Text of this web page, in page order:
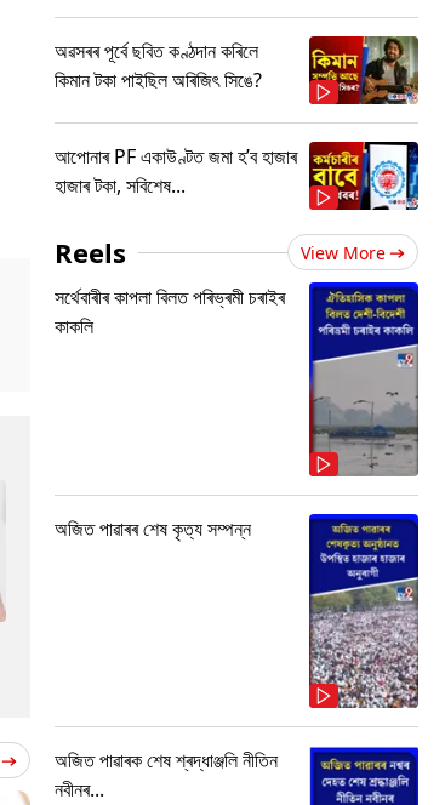
অৱসৰৰ পূৰ্বে ছবিত কণ্ঠদান কৰিলে
কিমান টকা পাইছিল অৰিজিৎ সিঙে?
আপোনাৰ PF একাউণ্টত জমা হ’ব হাজাৰ
হাজাৰ টকা, সবিশেষ...
Reels View More
সৰ্থেবাৰীৰ কাপলা বিলত পৰিভ্ৰমী চৰাইৰ
কাকলি
অজিত পাৱাৰৰ শেষ কৃত্য সম্পন্ন
অজিত পাৱাৰক শেষ শ্ৰদ্ধাঞ্জলি নীতিন
নবীনৰ...